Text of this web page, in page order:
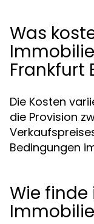
Was
Frankfurt
Die Kosten
die Provision
Bedingungen
Wie